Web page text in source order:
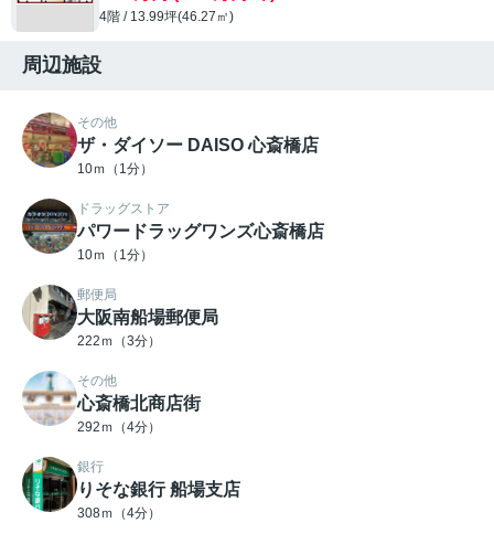
4階 / 13.99坪(46.27㎡)
周辺施設
その他
ザ・ダイソー DAISO 心斎橋店
10ｍ（1分）
ドラッグストア
パワードラッグワンズ心斎橋店
10ｍ（1分）
郵便局
大阪南船場郵便局
222ｍ（3分）
その他
心斎橋北商店街
292ｍ（4分）
銀行
りそな銀行 船場支店
308ｍ（4分）